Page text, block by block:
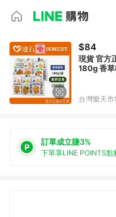
$84
現貨 官方
180g 香草
台灣樂天市
訂單成立賺3%
下單享LINE POINTS點